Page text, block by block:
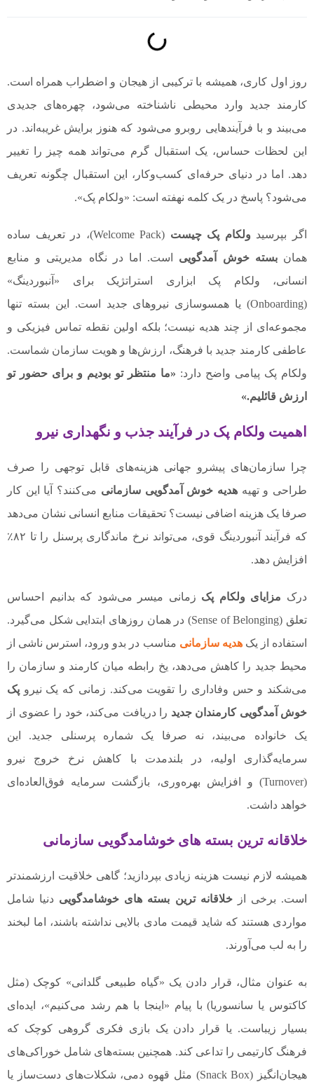
روز اول کاری، همیشه با ترکیبی از هیجان و اضطراب همراه است.
کارمند جدید وارد محیطی ناشناخته می‌شود، چهره‌های جدیدی
می‌بیند و با فرآیندهایی روبرو می‌شود که هنوز برایش غریبه‌اند. در
این لحظات حساس، یک استقبال گرم می‌تواند همه چیز را تغییر
دهد. اما در دنیای حرفه‌ای کسب‌وکار، این استقبال چگونه تعریف
می‌شود؟ پاسخ در یک کلمه نهفته است: «ولکام پک».
اگر بپرسید ولکام پک چیست
(Welcome Pack)، در تعریف ساده
همانبسته خوش آمدگویی است. اما در نگاه مدیریتی و منابع
انسانی، ولکام پک ابزاری استراتژیک برای «آنبوردینگ»
(Onboarding) یا همسوسازی نیروهای جدید است. این بسته تنها
مجموعه‌ای از چند هدیه نیست؛ بلکه اولین نقطه تماس فیزیکی و
عاطفی کارمند جدید با فرهنگ، ارزش‌ها و هویت سازمان شماست.
ولکام پک پیامی واضح دارد: «ما منتظر تو بودیم و برای حضور تو
ارزش قائلیم.»
اهمیت ولکام پک در فرآیند جذب و نگهداری نیرو
چرا سازمان‌های پیشرو جهانی هزینه‌های قابل توجهی را صرف
طراحی و تهیههدیه خوش آمدگویی سازمانی می‌کنند؟ آیا این کار
صرفا یک هزینه اضافی نیست؟ تحقیقات منابع انسانی نشان می‌دهد
که فرآیند آنبوردینگ قوی، می‌تواند نرخ ماندگاری پرسنل را تا ۸۲٪
افزایش دهد.
درک مزایای ولکام پک زمانی میسر می‌شود که بدانیم احساس
تعلق (Sense of Belonging) در همان روزهای ابتدایی شکل می‌گیرد.
استفاده از یکهدیه سازمانی مناسب در بدو ورود، استرس ناشی از
محیط جدید را کاهش می‌دهد، یخ رابطه میان کارمند و سازمان را
می‌شکند و حس وفاداری را تقویت می‌کند. زمانی که یک نیرو پک
خوش آمدگویی کارمندان جدید را دریافت می‌کند، خود را عضوی از
یک خانواده می‌بیند، نه صرفا یک شماره پرسنلی جدید. این
سرمایه‌گذاری اولیه، در بلندمدت با کاهش نرخ خروج نیرو
(Turnover) و افزایش بهره‌وری، بازگشت سرمایه فوق‌العاده‌ای
خواهد داشت.
خلاقانه ترین بسته های خوشامدگویی سازمانی
همیشه لازم نیست هزینه زیادی بپردازید؛ گاهی خلاقیت ارزشمندتر
است. برخی ازخلاقانه ترین بسته های خوشامدگویی دنیا شامل
مواردی هستند که شاید قیمت مادی بالایی نداشته باشند، اما لبخند
را به لب می‌آورند.
به عنوان مثال، قرار دادن یک «گیاه طبیعی گلدانی» کوچک (مثل
کاکتوس یا سانسوریا) با پیام «اینجا با هم رشد می‌کنیم»، ایده‌ای
بسیار زیباست. یا قرار دادن یک بازی فکری گروهی کوچک که
فرهنگ کارتیمی را تداعی کند. همچنین بسته‌های شامل خوراکی‌های
هیجان‌انگیز (Snack Box) مثل قهوه دمی، شکلات‌های دست‌ساز یا